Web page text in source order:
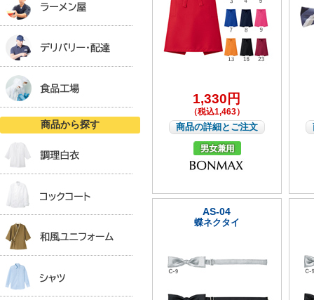
商品から探す
1,330円
（税込1,463）
商品の詳細とご注文
AS-04
蝶ネクタイ